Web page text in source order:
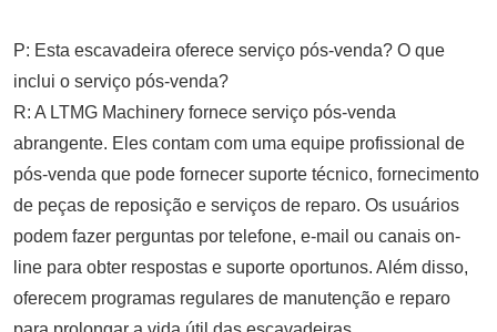
P: Esta escavadeira oferece serviço pós-venda? O que
inclui o serviço pós-venda?
R: A LTMG Machinery fornece serviço pós-venda
abrangente. Eles contam com uma equipe profissional de
pós-venda que pode fornecer suporte técnico, fornecimento
de peças de reposição e serviços de reparo. Os usuários
podem fazer perguntas por telefone, e-mail ou canais on-
line para obter respostas e suporte oportunos. Além disso,
oferecem programas regulares de manutenção e reparo